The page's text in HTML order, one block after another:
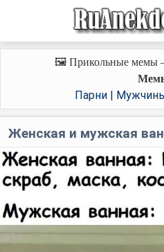
🖼️ Прикольные мемы
Парни |
Женская и мужская